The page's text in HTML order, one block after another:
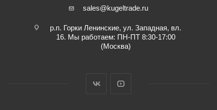
sales@kugeltrade.ru
р.п. Горки Ленинские, ул. Западная, вл.
16. Мы работаем: ПН-ПТ 8:30-17:00
(Москва)